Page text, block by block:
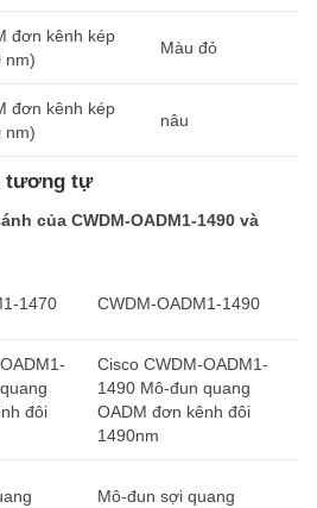
đơn kênh kép
nm)
Màu đỏ
đơn kênh kép
nm)
nâu
tương tự
của CWDM-OADM1-1490 và
1470 CWDM-OADM1-1490
đôi
Cisco CWDM-OADM1-
1490 Mô-đun quang
OADM đơn kênh đôi
1490nm
Mô-đun sợi quang